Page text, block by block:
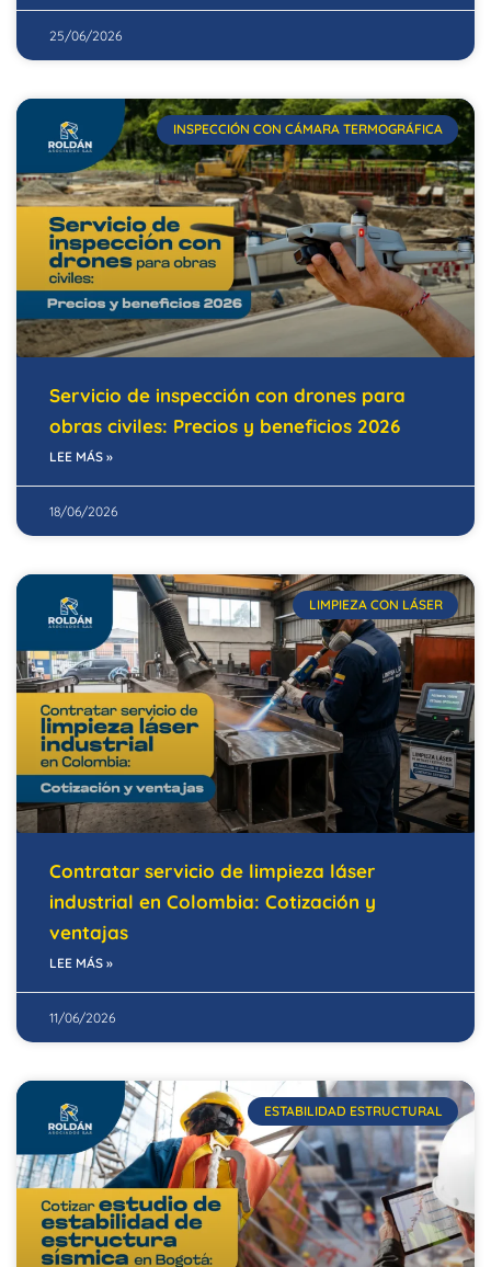
25/06/2026
INSPECCIÓN CON CÁMARA TERMOGRÁFICA
Servicio de inspección con drones para
obras civiles: Precios y beneficios 2026
LEE MÁS »
18/06/2026
LIMPIEZA CON LÁSER
Contratar servicio de limpieza láser
industrial en Colombia: Cotización y
ventajas
LEE MÁS »
11/06/2026
ESTABILIDAD ESTRUCTURAL